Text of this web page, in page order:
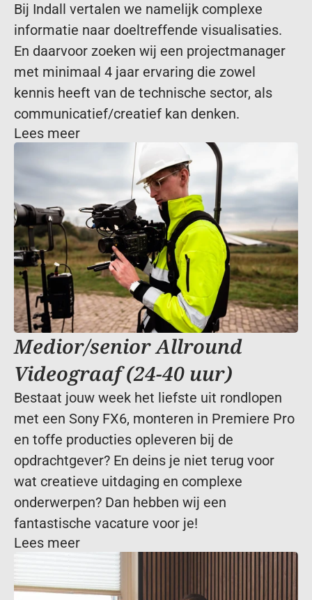
Bij Indall vertalen we namelijk complexe
informatie naar doeltreffende visualisaties.
En daarvoor zoeken wij een projectmanager
met minimaal 4 jaar ervaring die zowel
kennis heeft van de technische sector, als
communicatief/creatief kan denken.
Lees meer
Medior/senior Allround
Videograaf (24-40 uur)
Bestaat jouw week het liefste uit rondlopen
met een Sony FX6, monteren in Premiere Pro
en toffe producties opleveren bij de
opdrachtgever? En deins je niet terug voor
wat creatieve uitdaging en complexe
onderwerpen? Dan hebben wij een
fantastische vacature voor je!
Lees meer